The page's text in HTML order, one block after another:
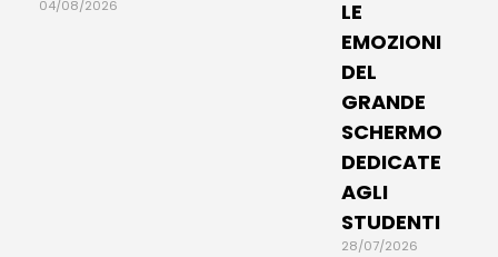
04/08/2026
LE
EMOZIONI
DEL
GRANDE
SCHERMO
DEDICATE
AGLI
STUDENTI
28/07/2026